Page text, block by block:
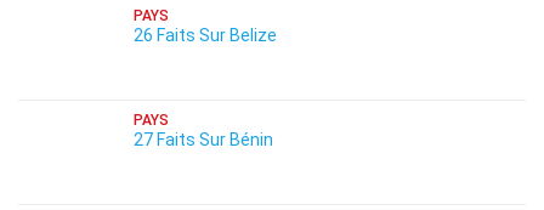
PAYS
26 Faits Sur Belize
PAYS
27 Faits Sur Bénin